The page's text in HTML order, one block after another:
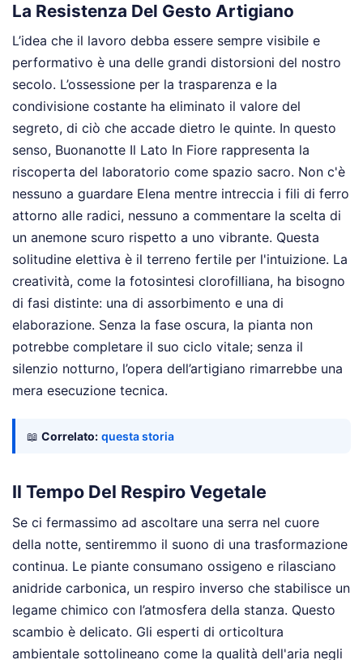
La Resistenza Del Gesto Artigiano
L’idea che il lavoro debba essere sempre visibile e
performativo è una delle grandi distorsioni del nostro
secolo. L’ossessione per la trasparenza e la
condivisione costante ha eliminato il valore del
segreto, di ciò che accade dietro le quinte. In questo
senso, Buonanotte Il Lato In Fiore rappresenta la
riscoperta del laboratorio come spazio sacro. Non c'è
nessuno a guardare Elena mentre intreccia i fili di ferro
attorno alle radici, nessuno a commentare la scelta di
un anemone scuro rispetto a uno vibrante. Questa
solitudine elettiva è il terreno fertile per l'intuizione. La
creatività, come la fotosintesi clorofilliana, ha bisogno
di fasi distinte: una di assorbimento e una di
elaborazione. Senza la fase oscura, la pianta non
potrebbe completare il suo ciclo vitale; senza il
silenzio notturno, l’opera dell’artigiano rimarrebbe una
mera esecuzione tecnica.
📖 Correlato: questa storia
Il Tempo Del Respiro Vegetale
Se ci fermassimo ad ascoltare una serra nel cuore
della notte, sentiremmo il suono di una trasformazione
continua. Le piante consumano ossigeno e rilasciano
anidride carbonica, un respiro inverso che stabilisce un
legame chimico con l’atmosfera della stanza. Questo
scambio è delicato. Gli esperti di orticoltura
ambientale sottolineano come la qualità dell'aria negli